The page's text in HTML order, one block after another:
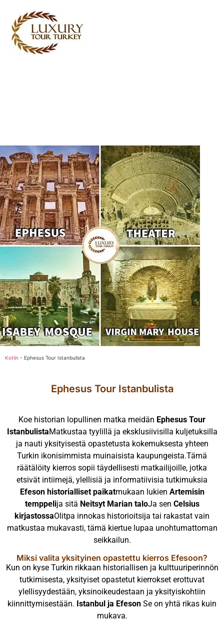
Kotiin - Ephesus Tour Istanbulista
Ephesus Tour Istanbulista
Koe historian lopullinen matka meidän Ephesus Tour
IstanbulistaMatkustaa tyylillä ja eksklusiivisilla kuljetuksilla
ja nauti yksityisestä opastetusta kokemuksesta yhteen
Turkin ikonisimmista muinaisista kaupungeista.Tämä
räätälöity kierros sopii täydellisesti matkailijoille, jotka
etsivät intiimejä, ylellisiä ja informatiivisia tutkimuksia
Efeson historialliset paikatmukaan lukien Artemisin
temppelija sitä Neitsyt Marian taloJa sen Celsius
kirjastossaOlitpa innokas historioitsija tai rakastat vain
matkustaa mukavasti, tämä kiertue lupaa unohtumattoman
seikkailun.
Miksi valita yksityinen opastettu kierros Efesoon?
Kun on kyse Turkin rikkaan historiallisen ja kulttuuriperinnön
tutkimisesta, yksityiset opastetut kierrokset erottuvat
ylellisyydestään, yksinoikeudestaan ja yksityiskohtiin
kiinnittymisestään. Istanbul ja Efeson Se on yhtä rikas kuin
mukava.